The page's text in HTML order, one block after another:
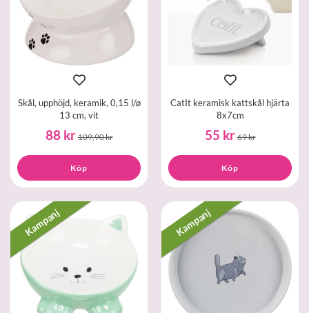
Skål, upphöjd, keramik, 0,15 l/ø
13 cm, vit
88 kr 109,90 kr
Köp
CatIt keramisk kattskål hjärta
8x7cm
55 kr 69 kr
Köp
Kampanj Kampanj